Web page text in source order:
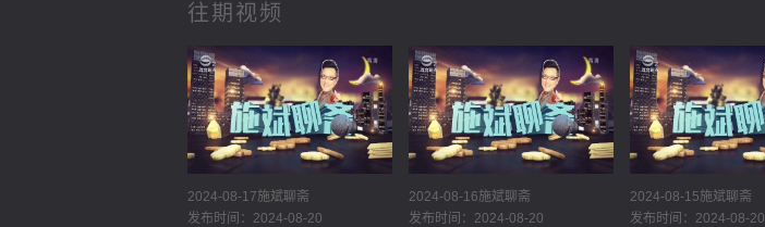
往期视频
2024-08-17施斌聊斋
发布时间：2024-08-20
2024-08-16施斌聊斋
发布时间：2024-08-20
2024-08-15施斌聊斋
发布时间：2024-08-20